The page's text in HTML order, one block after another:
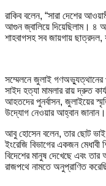
রাকিব বলেন, “সারা দেশের
আগুন জ্বালিয়ে দিয়েছিলাম। ৪
শাহবাগসহ সব জায়গায়
সম্মেলনে জুলাই
সাইদ হত্যা মামলার রায় দ্রুত
আহতদের পুনর্বাসন, জুলাইয়ের
উদ্যোগ নেওয়ার আহ্বান জানান।
আবু হোসেন বলেন, তার ছোট ভাই
ইংরেজি বিভাগের একজন মেধাবী
বিদেশের মানুষ দেখেছে এবং তার
রাজপথে নামতে অনুপ্রাণিত